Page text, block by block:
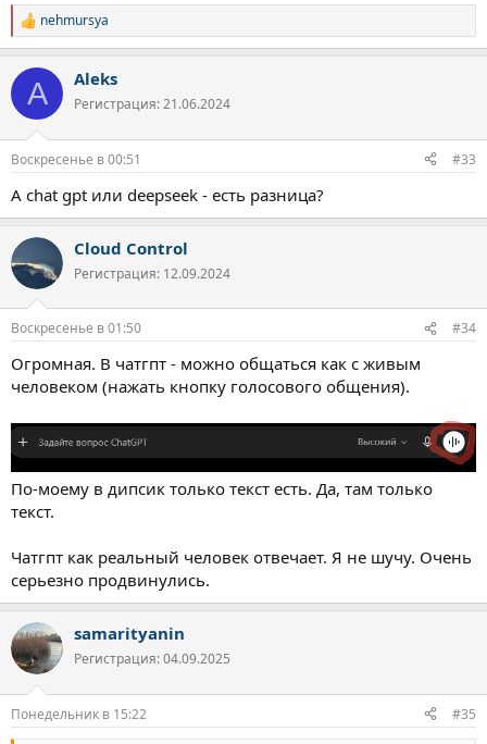
Р
е
к
и
nehmursya
A Aleks
Регистрация: 21.06.2024
Воскресенье в 00:51 #33
А chat gpt или deepseek - есть разница?
Cloud Control
Регистрация: 12.09.2024
Воскресенье в 01:50 #34
Огромная. В чатгпт - можно общаться как с живым
человеком (нажать кнопку голосового общения).
По-моему в дипсик только текст есть. Да, там только
текст.
Чатгпт как реальный человек отвечает. Я не шучу. Очень
серьезно продвинулись.
samarityanin
Регистрация: 04.09.2025
Понедельник в 15:22 #35